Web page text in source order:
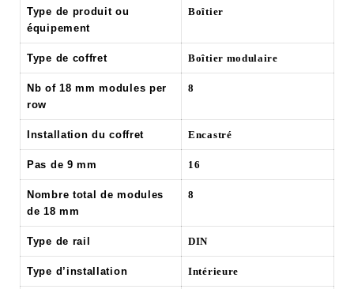
Type de produit ou
équipement
Boîtier
Type de coffret Boîtier modulaire
Nb of 18 mm modules per
row
8
Installation du coffret Encastré
Pas de 9 mm 16
Nombre total de modules
de 18 mm
8
Type de rail DIN
Type d’installation Intérieure